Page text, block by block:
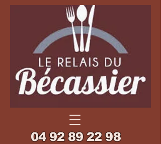
04 92 89 22 98